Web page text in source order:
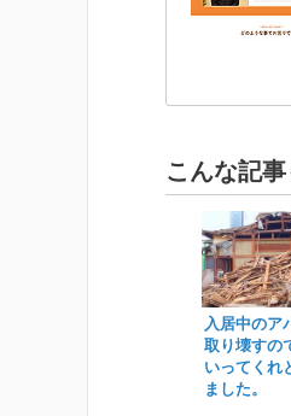
こんな記
入居中のア
取り壊すの
いってくれ
ました。